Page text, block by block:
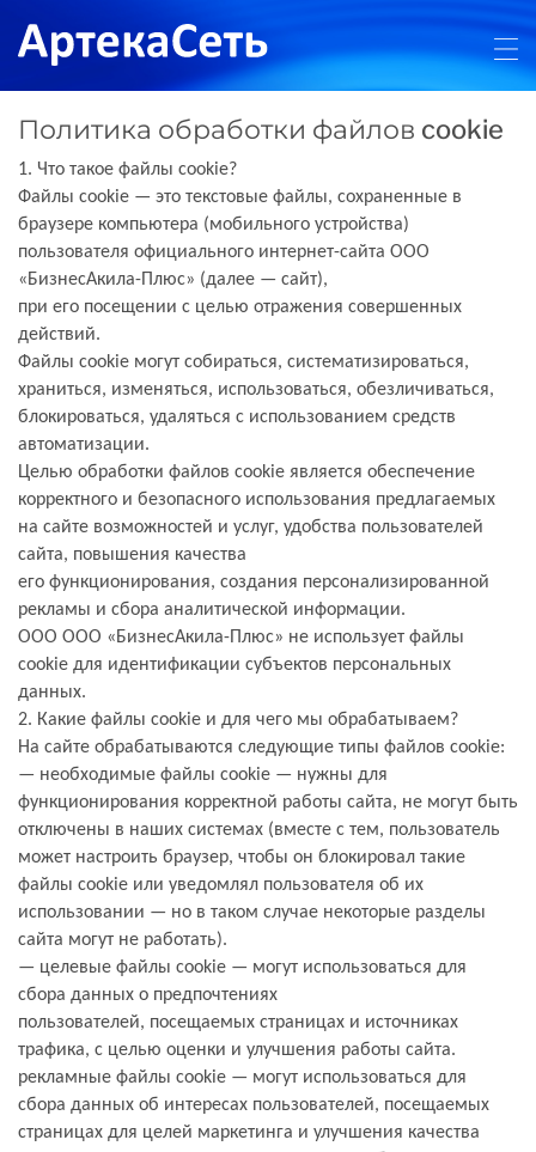
Политика обработки файлов cookie
1. Что такое файлы cookie?
Файлы сookie — это текстовые файлы, сохраненные в
браузере компьютера (мобильного устройства)
пользователя официального интернет-сайта ООО
«БизнесАкила-Плюс» (далее — сайт),
при его посещении с целью отражения совершенных
действий.
Файлы сookie могут собираться, систематизироваться,
храниться, изменяться, использоваться, обезличиваться,
блокироваться, удаляться с использованием средств
автоматизации.
Целью обработки файлов сookie является обеспечение
корректного и безопасного использования предлагаемых
на сайте возможностей и услуг, удобства пользователей
сайта, повышения качества
его функционирования, создания персонализированной
рекламы и сбора аналитической информации.
ООО ООО «БизнесАкила-Плюс» не использует файлы
сookie для идентификации субъектов персональных
данных.
2. Какие файлы сookie и для чего мы обрабатываем?
На сайте обрабатываются следующие типы файлов сookie:
— необходимые файлы сookie — нужны для
функционирования корректной работы сайта, не могут быть
отключены в наших системах (вместе с тем, пользователь
может настроить браузер, чтобы он блокировал такие
файлы сookie или уведомлял пользователя об их
использовании — но в таком случае некоторые разделы
сайта могут не работать).
— целевые файлы сookie — могут использоваться для
сбора данных о предпочтениях
пользователей, посещаемых страницах и источниках
трафика, с целью оценки и улучшения работы сайта.
рекламные файлы сookie — могут использоваться для
сбора данных об интересах пользователей, посещаемых
страницах для целей маркетинга и улучшения качества